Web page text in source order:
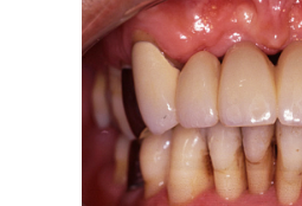
よくある質問
症例集
歯列矯正/インビザラ
矯正治療とは？